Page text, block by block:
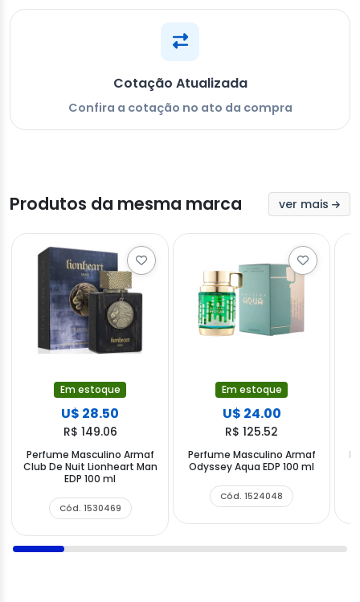
Cotação Atualizada
Confira a cotação no ato da compra
Produtos da mesma marca ver mais
Em estoque
U$ 28.50
R$ 149.06
Perfume Masculino Armaf
Club De Nuit Lionheart Man
EDP 100 ml
Cód. 1530469
Em estoque
U$ 24.00
R$ 125.52
Perfume Masculino Armaf
Odyssey Aqua EDP 100 ml
Cód. 1524048